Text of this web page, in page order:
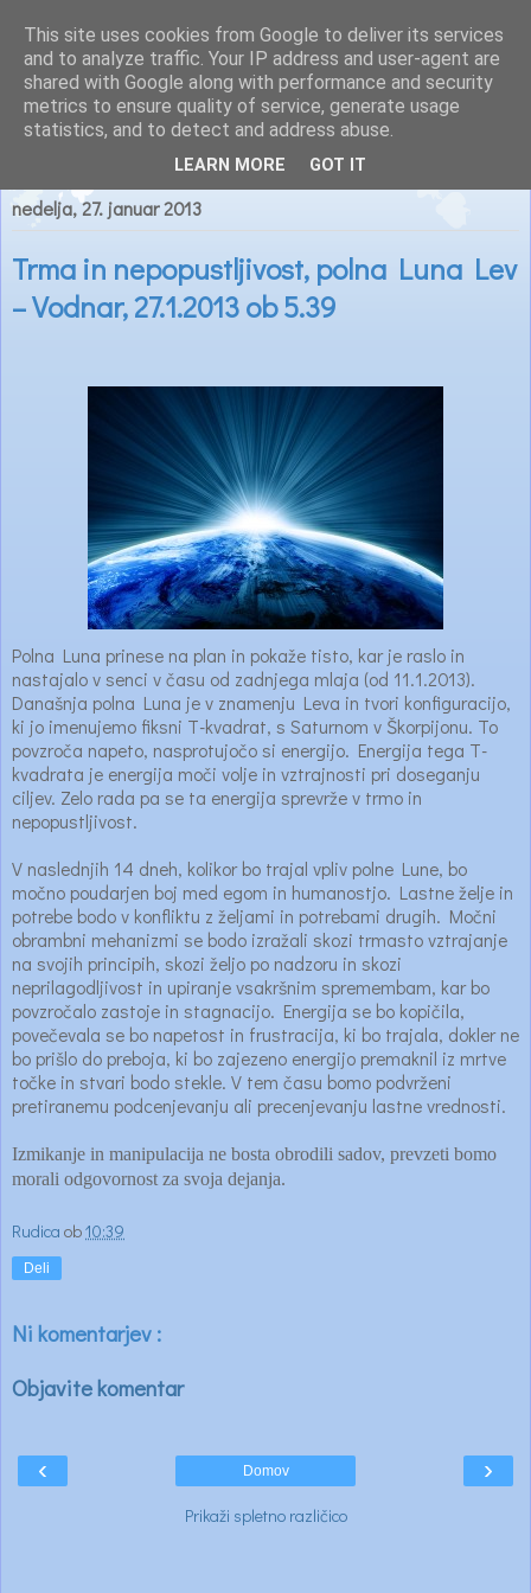
Astrološke novice
nedelja, 27. januar 2013
Trma in nepopustljivost, polna Luna Lev
– Vodnar, 27.1.2013 ob 5.39
Polna Luna prinese na plan in pokaže tisto, kar je raslo in
nastajalo v senci v času od zadnjega mlaja (od 11.1.2013).
Današnja polna Luna je v znamenju Leva in tvori konfiguracijo,
ki jo imenujemo fiksni T-kvadrat, s Saturnom v Škorpijonu. To
povzroča napeto, nasprotujočo si energijo. Energija tega T-
kvadrata je energija moči volje in vztrajnosti pri doseganju
ciljev. Zelo rada pa se ta energija sprevrže v trmo in
nepopustljivost.
V naslednjih 14 dneh, kolikor bo trajal vpliv polne Lune, bo
močno poudarjen boj med egom in humanostjo. Lastne želje in
potrebe bodo v konfliktu z željami in potrebami drugih. Močni
obrambni mehanizmi se bodo izražali skozi trmasto vztrajanje
na svojih principih, skozi željo po nadzoru in skozi
neprilagodljivost in upiranje vsakršnim spremembam, kar bo
povzročalo zastoje in stagnacijo. Energija se bo kopičila,
povečevala se bo napetost in frustracija, ki bo trajala, dokler ne
bo prišlo do preboja, ki bo zajezeno energijo premaknil iz mrtve
točke in stvari bodo stekle. V tem času bomo podvrženi
pretiranemu podcenjevanju ali precenjevanju lastne vrednosti.
Izmikanje in manipulacija ne bosta obrodili sadov, prevzeti bomo
morali odgovornost za svoja dejanja.
Rudica ob10:39
Deli
Ni komentarjev :
Objavite komentar
‹ ›
Domov
Prikaži spletno različico
This site uses cookies from Google to deliver its services
and to analyze traffic. Your IP address and user-agent are
shared with Google along with performance and security
metrics to ensure quality of service, generate usage
statistics, and to detect and address abuse.
LEARN MORE GOT IT